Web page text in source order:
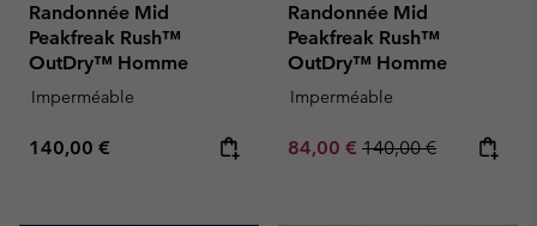
Randonnée Mid
Peakfreak Rush™
OutDry™ Homme
Imperméable
Regular price:
140,00 €
Randonnée Mid
Peakfreak Rush™
OutDry™ Homme
Imperméable
Sale price:
84,00 € Regular price:
140,00 €